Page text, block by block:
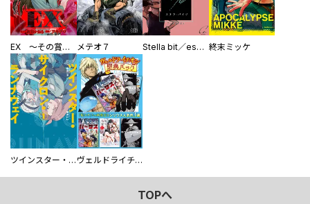
EX ～その賞金稼ぎは、世界の出口を探す～【単行本版】 メテオ７ Stella bit／es【単話版】 終末ミッケ
ツインスター・サイクロン・ランナウェイ ヴェルドライチオシ聖典パック 『転スラ』ミニ画集付き シリウス人気作３選
TOPへ